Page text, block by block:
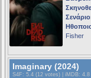
Fisher
Imaginary (2024)
S4F : 5.4 (12 votes) | iMDB: 4.8